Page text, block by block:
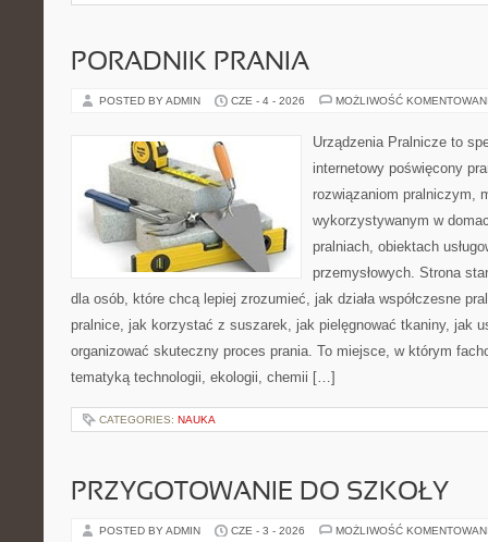
PORADNIK PRANIA
POSTED BY ADMIN CZE - 4 - 2026 MOŻLIWOŚĆ
Urządzenia Pralnicze to
internetowy poświęcony
rozwiązaniom pralniczym,
wykorzystywanym w
pralniach, obiektach
przemysłowych. Strona
dla osób, które chcą lepiej zrozumieć, jak działa współczesne
pralnice, jak korzystać z suszarek, jak pielęgnować tkaniny, jak
organizować skuteczny proces prania. To miejsce, w którym
tematyką technologii, ekologii, chemii […]
CATEGORIES: NAUKA
PRZYGOTOWANIE DO SZKOŁY
POSTED BY ADMIN CZE - 3 - 2026 MOŻLIWOŚĆ